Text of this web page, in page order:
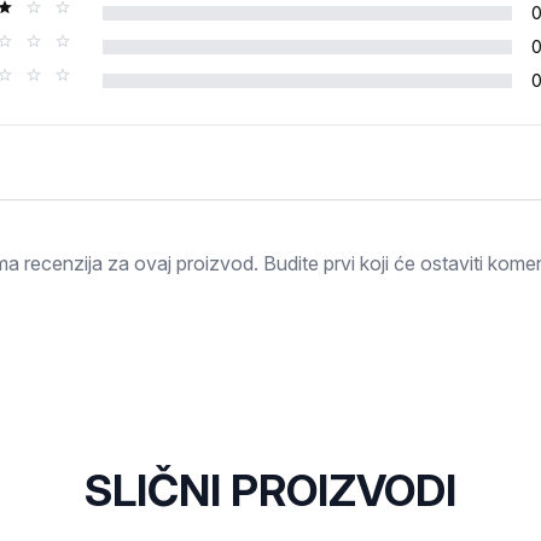
0
0
0
Ocjena
recenzija za ovaj proizvod. Budite prvi koji će ostaviti
SLIČNI PROIZVODI